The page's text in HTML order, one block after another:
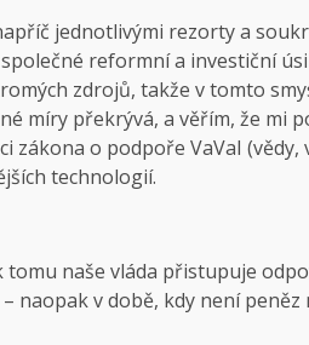
jednotlivými rezorty a
reformní a investiční
zdrojů, takže v tomto
míry překrývá, a věřím, že mi
o podpoře VaVaI (vědy,
technologií.
naše vláda přistupuje
naopak v době, kdy není peněz